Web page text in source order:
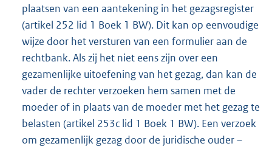
plaatsen van een aantekening in het gezagsregister
(artikel 252 lid 1 Boek 1 BW). Dit kan op eenvoudige
wijze door het versturen van een formulier aan de
rechtbank. Als zij het niet eens zijn over een
gezamenlijke uitoefening van het gezag, dan kan de
vader de rechter verzoeken hem samen met de
moeder of in plaats van de moeder met het gezag te
belasten (artikel 253c lid 1 Boek 1 BW). Een verzoek
om gezamenlijk gezag door de juridische ouder –